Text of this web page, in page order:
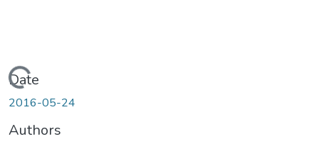
Loading...
Date
2016-05-24
Authors